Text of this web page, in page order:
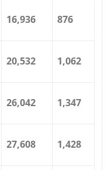
16,936 876
20,532 1,062
26,042 1,347
27,608 1,428